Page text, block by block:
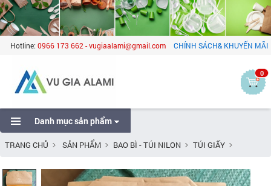
Hotline: 0966 173 662 - vugiaalami@gmail.com CHÍNH SÁCH& KHUYẾN MÃI
0
Danh mục sản phẩm
TRANG CHỦ SẢN PHẨM BAO BÌ - TÚI NILON TÚI GIẤY
TÚI GIẤY KHÔNG QUAI